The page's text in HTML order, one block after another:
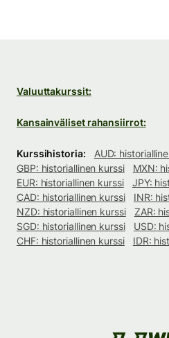
Valuuttakurssit:
Kansainväliset rahansiirrot:
Kurssihistoria:
AUD:
GBP: historiallinen kurssi
MXN:
EUR: historiallinen kurssi
JPY:
CAD: historiallinen kurssi
INR:
NZD: historiallinen kurssi
ZAR:
SGD: historiallinen kurssi
USD:
CHF: historiallinen kurssi
IDR: